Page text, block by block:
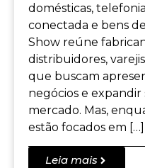
domésticas,
conectada e bens
Show reúne
distribuidores,
que buscam
negócios e
mercado. Mas,
estão focados em […]
Leia mais